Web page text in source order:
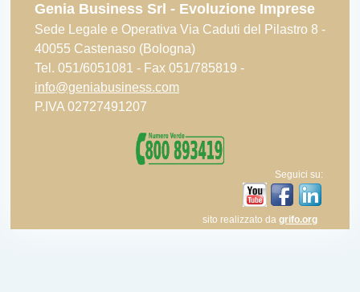
Genia Business Srl - Evoluzione Imprese
Sede Legale e Operativa Via Caduti del Pilastro 8 -
40055 Castenaso (Bologna)
Tel. 051/6051081 - Fax 051/785819 -
info@geniabusiness.com
P.IVA 02727491207
Seguici su:
sito realizzato dagrifo.org